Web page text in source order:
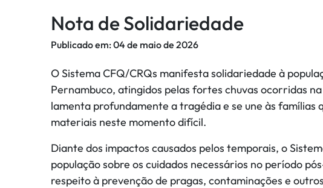
Nota de Solidariedade
Publicado em:04 de maio de 2026
O Sistema CFQ/CRQs manifesta solidariedade à
Pernambuco, atingidos pelas fortes chuvas ocorridas
lamenta profundamente a tragédia e se une às famílias
materiais neste momento difícil.
Diante dos impactos causados pelos temporais, o
população sobre os cuidados necessários no período
respeito à prevenção de pragas, contaminações e